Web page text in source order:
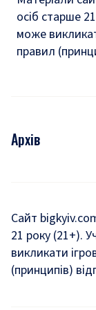
осіб старше
може
правил
Архів
Комуналка
Хроніки війни
Сайт
21 року (21+).
викликати
(принципів)